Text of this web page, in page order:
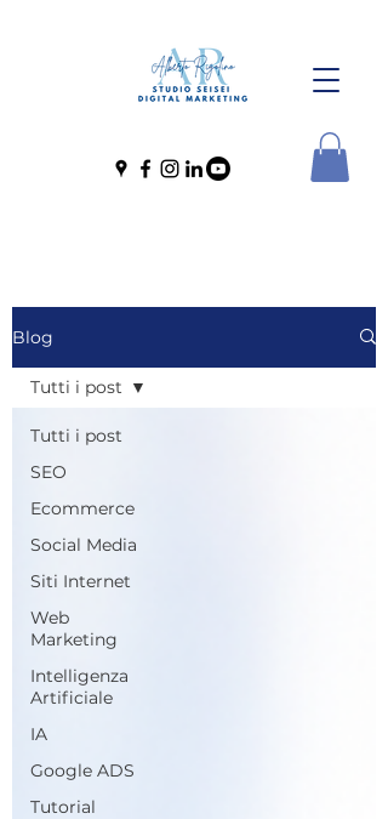
Blog
Tutti i post
SEO
Ecommerce
Social Media
Siti Internet
Web
Marketing
Intelligenza
Artificiale
IA
Google ADS
Tutorial
Tutti i post